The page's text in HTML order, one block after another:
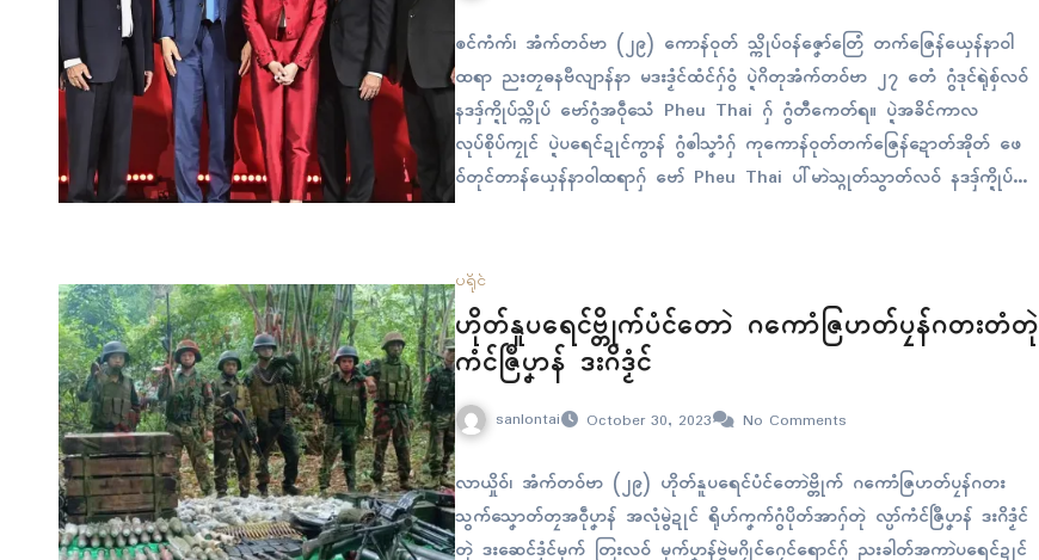
ၜၚ်ကံက်၊ အံက်တဝ်ဗာ (၂၉) ကောန်ဝုတ် သ္ကိုပ်ဝန်ဇၞော်တြေံ တက်ဇြေန်ယှေန်နာဝါ
ထရာ ညးတၠဓနဗဳလျာန်နာ မဒးဒၟံၚ်ထံၚ်ဂှ်ဝွံ ပ္ဍဲဂိတုအံက်တဝ်ဗာ ၂၇ တေံ ဂွံဒုၚ်ရုဲစှ်လဝ်
နဒဒှ်က္ဍိုပ်သ္ကိုပ် ဗော်ဂွံအဝဵုသေံ Pheu Thai ဂှ် ဂွံတီကေတ်ရ။ ပ္ဍဲအခိၚ်ကာလ
လုပ်စိုပ်ကၠုၚ် ပ္ဍဲပရေၚ်ဍုၚ်ကွာန် ဂွံၜါသၞာံဂှ် ကုကောန်ဝုတ်တက်ဇြေန်ဍောတ်အိုတ် ဖေ
ဝ်တုၚ်တာန်ယှေန်နာဝါထရာဂှ် ဗော် Pheu Thai ပါ်မာဲသ္ဂုတ်သွာတ်လဝ် နဒဒှ်က္ဍိုပ်
သ္ကိုပ်တၟိရ။ “ ဂကောံအုပ်ဓုပ်တၟိ…
ပရိုၚ်
ဟိုတ်နူပရေၚ်ဗ္တိုက်ပံၚ်တောဲ ဂကောံဇြဟတ်ပၠန်ဂတးတံတုဲ
ကံၚ်ဇြဳပၞာန် ဒးဂိဒၟံၚ်
sanlontai October 30, 2023 No Comments
လာယှိုဝ်၊ အံက်တဝ်ဗာ (၂၉) ဟိုတ်နူပရေၚ်ပံၚ်တောဲဗ္တိုက် ဂကောံဇြဟတ်ပၠန်ဂတး
သွက်သၞောတ်တၠအဝဵုပၞာန် အလုံမွဲဍုၚ် ရိုဟ်ကၞက်ဂွံပိုတ်အာဂှ်တုဲ လ္ပာ်ကံၚ်ဇြဳပၞာန် ဒးဂိဒၟံၚ်
တုဲ ဒးဆေၚ်ဒၟံၚ်မုက် တြးလဝ် မုက်ပၞာန်ဗွဲမဂၠိုၚ်ဂၠေၚ်ရောၚ်ဂှ် ညးခါတ်အကာဲပရေၚ်ဍုၚ်